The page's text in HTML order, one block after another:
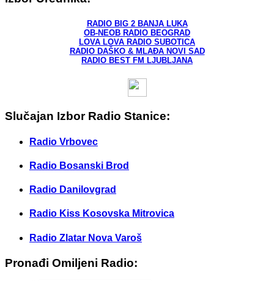
RADIO BIG 2 BANJA LUKA
OB-NEOB RADIO BEOGRAD
LOVA LOVA RADIO SUBOTICA
RADIO DAŠKO & MLAĐA NOVI SAD
RADIO BEST FM LJUBLJANA
Slučajan Izbor Radio Stanice:
Radio Vrbovec
Radio Bosanski Brod
Radio Danilovgrad
Radio Kiss Kosovska Mitrovica
Radio Zlatar Nova Varoš
Pronađi Omiljeni Radio: